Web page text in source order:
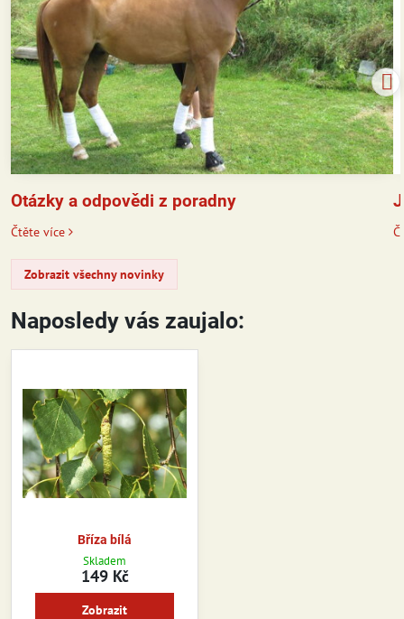
Otázky a odpovědi z poradny
Čtěte více
Zobrazit všechny novinky
Naposledy vás zaujalo:
Bříza bílá
Skladem
149 Kč
Zobrazit